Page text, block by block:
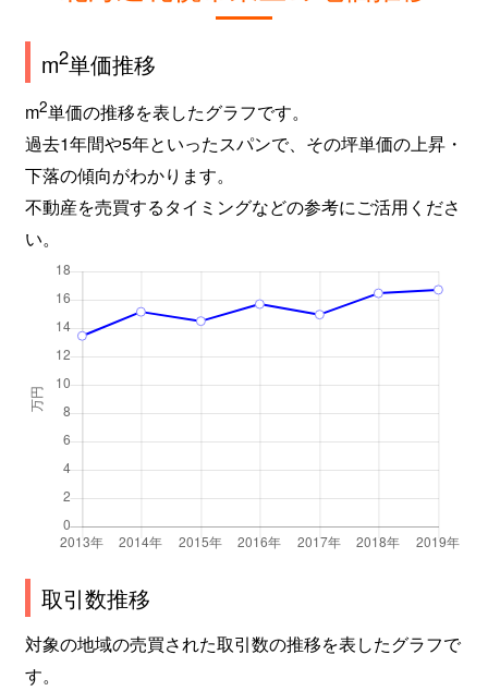
m2単価推移
m2単価の推移を表したグラフです。
過去1年間や5年といったスパンで、その坪単価の上昇・
下落の傾向がわかります。
不動産を売買するタイミングなどの参考にご活用くださ
い。
取引数推移
対象の地域の売買された取引数の推移を表したグラフで
す。